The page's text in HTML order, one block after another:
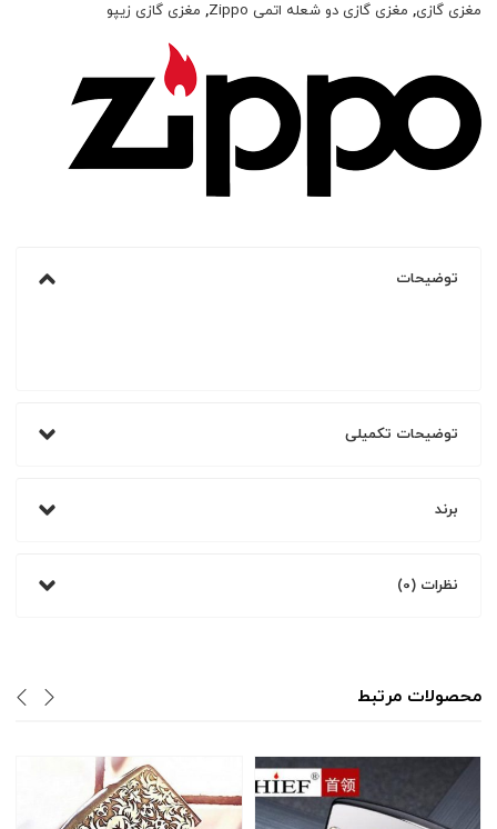
مغزی گازی, مغزی گازی دو شعله اتمی Zippo , مغزی گازی زیپو
توضیحات
توضیحات تکمیلی
برند
نظرات (0)
محصولات مرتبط